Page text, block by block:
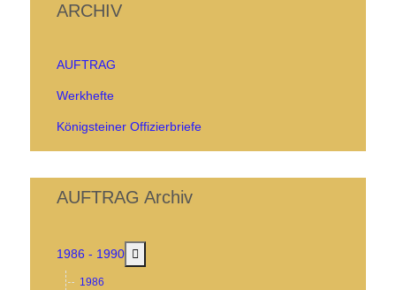
ARCHIV
AUFTRAG
Werkhefte
Königsteiner Offizierbriefe
AUFTRAG Archiv
1986 - 1990
1986